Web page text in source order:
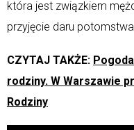
która jest związkiem
przyjęcie daru
CZYTAJ TAKŻE:
rodziny. W Warszawie
Rodziny